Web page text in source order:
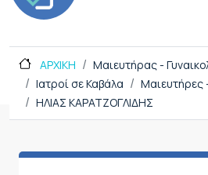
ΑΡΧΙΚΗ
Μαιευτήρας -
Ιατροί σε Καβάλα
Μαιευτήρες
ΗΛΙΑΣ ΚΑΡΑΤΖΟΓΛΙΔΗΣ